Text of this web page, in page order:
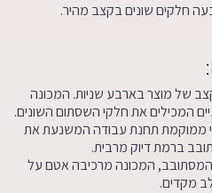
חלקים שונים בקצב מהיר.
של מוצר בארבע שניות. המכונה
ממוקמת תחנת עבודה המשנעת את
ברמת דיוק מרבית.
המכונה מרכיבה אטם על
מקדים.